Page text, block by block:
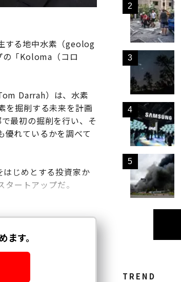
する地中水素（geolog
「Koloma（コロ
Darrah）は、水素
を掘削する未来を計画
最初の掘削を行い、そ
優れているかを調べて
はじめとする投資家か
ートアップだ。
TREND